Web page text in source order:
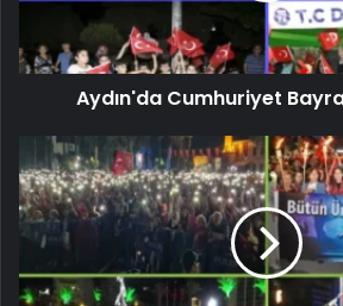
Aydın'da Cumhuriyet